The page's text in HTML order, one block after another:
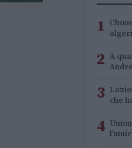
1
2 A
3 che
4